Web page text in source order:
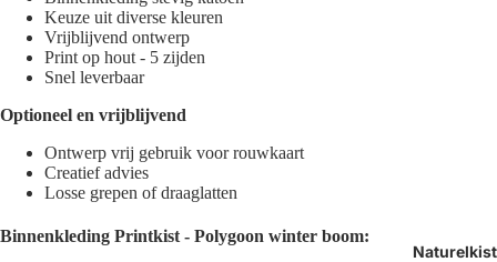
openen
volledig
openen
volledig
openen
volledig
openen
volledig
openen
volledig
openen
volledig
openen
volledig
Keuze uit diverse kleuren
Vrijblijvend ontwerp
Print op hout - 5 zijden
Snel leverbaar
Optioneel en vrijblijvend
Ontwerp vrij gebruik voor rouwkaart
Creatief advies
Losse grepen of draaglatten
Binnenkleding Printkist - Polygoon winter boom: